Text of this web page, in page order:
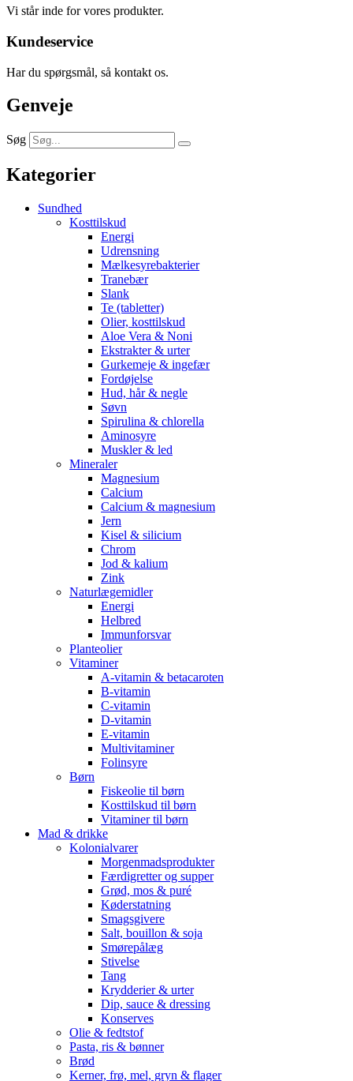
Vi står inde for vores produkter.
Kundeservice
Har du spørgsmål, så kontakt os.
Genveje
Søg
Kategorier
Sundhed
Kosttilskud
Energi
Udrensning
Mælkesyrebakterier
Tranebær
Slank
Te (tabletter)
Olier, kosttilskud
Aloe Vera & Noni
Ekstrakter & urter
Gurkemeje & ingefær
Fordøjelse
Hud, hår & negle
Søvn
Spirulina & chlorella
Aminosyre
Muskler & led
Mineraler
Magnesium
Calcium
Calcium & magnesium
Jern
Kisel & silicium
Chrom
Jod & kalium
Zink
Naturlægemidler
Energi
Helbred
Immunforsvar
Planteolier
Vitaminer
A-vitamin & betacaroten
B-vitamin
C-vitamin
D-vitamin
E-vitamin
Multivitaminer
Folinsyre
Børn
Fiskeolie til børn
Kosttilskud til børn
Vitaminer til børn
Mad & drikke
Kolonialvarer
Morgenmadsprodukter
Færdigretter og supper
Grød, mos & puré
Køderstatning
Smagsgivere
Salt, bouillon & soja
Smørepålæg
Stivelse
Tang
Krydderier & urter
Dip, sauce & dressing
Konserves
Olie & fedtstof
Pasta, ris & bønner
Brød
Kerner, frø, mel, gryn & flager